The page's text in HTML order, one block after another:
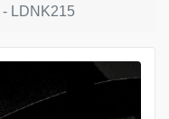
LDNK215